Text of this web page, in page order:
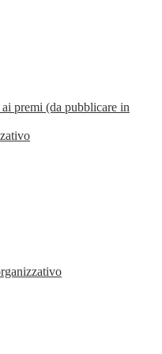
premi (da pubblicare in